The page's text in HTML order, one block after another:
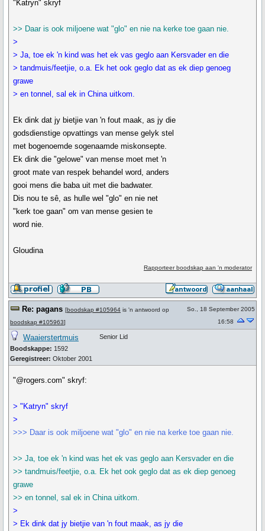
"Katryn" skryf
>> Daar is ook miljoene wat "glo" en nie na kerke toe gaan nie.
>
> Ja, toe ek 'n kind was het ek vas geglo aan Kersvader en die
> tandmuis/feetjie, o.a. Ek het ook geglo dat as ek diep genoeg
grawe
> en tonnel, sal ek in China uitkom.
Ek dink dat jy bietjie van 'n fout maak, as jy die
godsdienstige opvattings van mense gelyk stel
met bogenoemde sogenaamde miskonsepte.
Ek dink die "gelowe" van mense moet met 'n
groot mate van respek behandel word, anders
gooi mens die baba uit met die badwater.
Dis nou te sê, as hulle wel "glo" en nie net
"kerk toe gaan" om van mense gesien te
word nie.
Gloudina
Rapporteer boodskap aan 'n moderator
Re: pagans [boodskap #105964 is 'n antwoord op
boodskap #105963]
So., 18 September 2005
16:58
Waaierstertmuis
Boodskappe: 1592
Geregistreer: Oktober 2001
Senior Lid
"@rogers.com" skryf:
> "Katryn" skryf
>
>>> Daar is ook miljoene wat "glo" en nie na kerke toe gaan nie.
>> Ja, toe ek 'n kind was het ek vas geglo aan Kersvader en die
>> tandmuis/feetjie, o.a. Ek het ook geglo dat as ek diep genoeg
grawe
>> en tonnel, sal ek in China uitkom.
>
> Ek dink dat jy bietjie van 'n fout maak, as jy die